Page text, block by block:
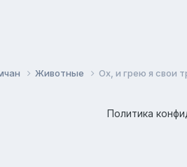
Животные Ох, и грею я свои
Политика